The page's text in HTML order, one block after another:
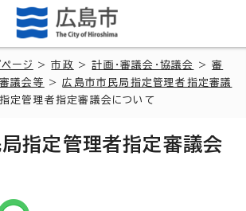
ページ >市政 >計画・審議会・協議会 >審
議会等 >広島市市民局指定管理者指定審議
定管理者指定審議会について
指定管理者指定審議会